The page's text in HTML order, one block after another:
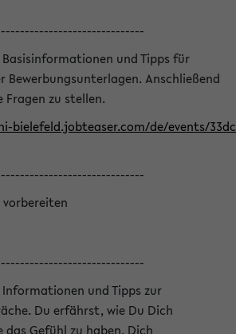
und Tipps für
Anschließend
zu stellen.
bielefeld.jobteaser.com/de/events/
vorbereiten
und Tipps zur
Du erfährst, wie Du Dich
Gefühl zu haben, Dich